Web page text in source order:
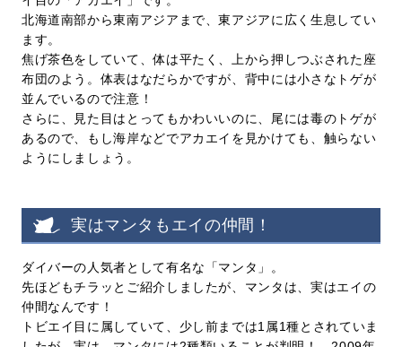
北海道南部から東南アジアまで、東アジアに広く生息してい
ます。
焦げ茶色をしていて、体は平たく、上から押しつぶされた座
布団のよう。体表はなだらかですが、背中には小さなトゲが
並んでいるので注意！
さらに、見た目はとってもかわいいのに、尾には毒のトゲが
あるので、もし海岸などでアカエイを見かけても、触らない
ようにしましょう。
実はマンタもエイの仲間！
ダイバーの人気者として有名な「マンタ」。
先ほどもチラッとご紹介しましたが、マンタは、実はエイの
仲間なんです！
トビエイ目に属していて、少し前までは1属1種とされていま